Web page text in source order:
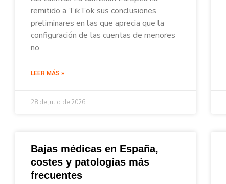
remitido a TikTok sus conclusiones
preliminares en las que aprecia que la
configuración de las cuentas de menores
no
LEER MÁS »
28 de julio de 2026
Bajas médicas en España,
costes y patologías más
frecuentes